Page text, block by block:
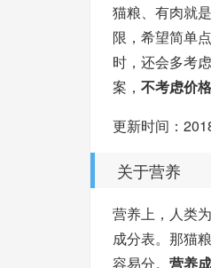
猫粮、有肉就
限，希望简单
时，还会多考
案， 不考虑价格
更新时间：
关于营养
营养上，人类
成分表。那猫
容易分。 营养